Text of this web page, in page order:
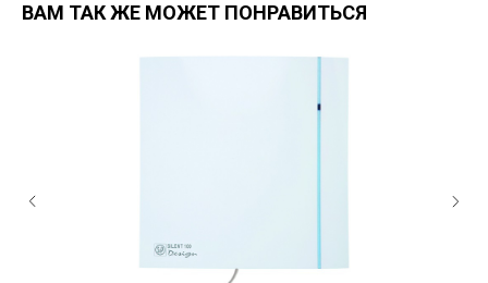
ВАМ ТАК ЖЕ МОЖЕТ ПОНРАВИТЬСЯ